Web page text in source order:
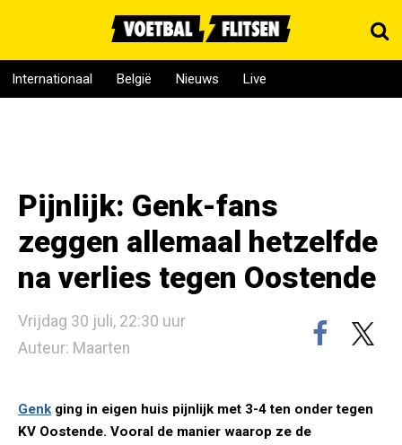
Internationaal België Nieuws Live
Pijnlijk: Genk-fans
zeggen allemaal hetzelfde
na verlies tegen Oostende
Vrijdag 30 juli, 22:30 uur
Auteur: Maarten
Genkging in eigen huis pijnlijk met 3-4 ten onder tegen
KV Oostende. Vooral de manier waarop ze de